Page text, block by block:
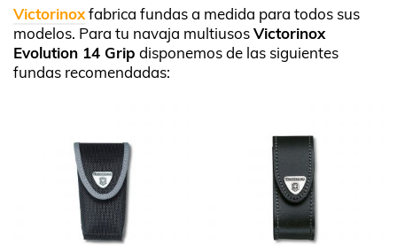
Victorinoxfabrica fundas a medida para todos sus
modelos. Para tu navaja multiusosVictorinox
Evolution 14 Grip disponemos de las siguientes
fundas recomendadas: